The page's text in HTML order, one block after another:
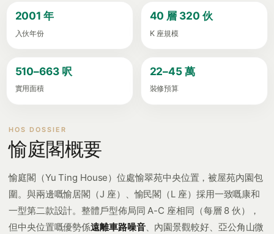
2001 年
入伙年份
40 層 320 伙
K 座規模
510–663 呎
實用面積
22–45 萬
裝修預算
愉庭閣概要
愉庭閣（Yu Ting House）位處愉翠苑中央位置，被屋苑內園包
圍。與兩邊嘅愉居閣（J 座）、愉民閣（L 座）採用一致嘅康和
一型第二款設計。整體戶型佈局同 A-C 座相同（每層 8 伙），
但中央位置嘅優勢係遠離車路噪音、內園景觀較好、亞公角山微